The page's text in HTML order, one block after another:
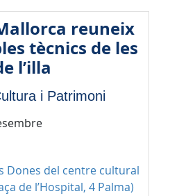
reuneix
tècnics de les
l’illa
i Patrimoni
Dones del centre cultural
de l’Hospital, 4 Palma)